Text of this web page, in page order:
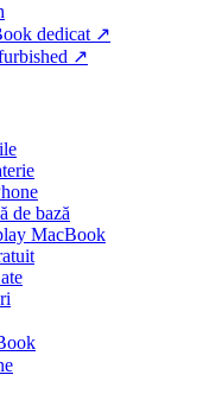
dedicat ↗
↗
de bază
MacBook